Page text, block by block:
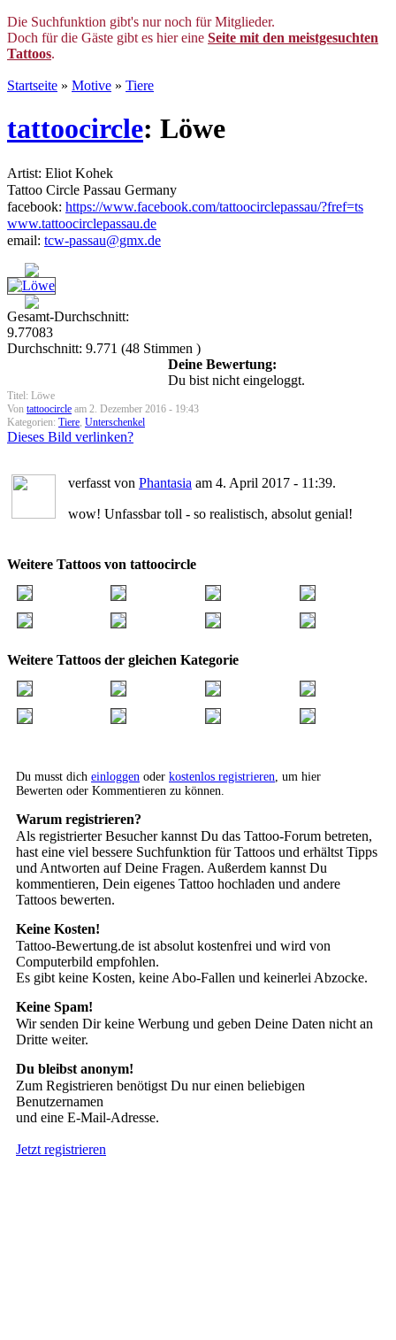
Die Suchfunktion gibt's nur noch für Mitglieder.
Doch für die Gäste gibt es hier eine Seite mit den meistgesuchten
Tattoos.
Startseite » Motive » Tiere
tattoocircle: Löwe
Artist: Eliot Kohek
Tattoo Circle Passau Germany
facebook: https://www.facebook.com/tattoocirclepassau/?fref=ts
www.tattoocirclepassau.de
email: tcw-passau@gmx.de
Gesamt-Durchschnitt:
9.77083
Durchschnitt: 9.771 (48 Stimmen )
Deine Bewertung:
Du bist nicht eingeloggt.
Titel: Löwe
Von tattoocircle am 2. Dezember 2016 - 19:43
Kategorien: Tiere, Unterschenkel
Dieses Bild verlinken?
verfasst von Phantasia am 4. April 2017 - 11:39.
wow! Unfassbar toll - so realistisch, absolut genial!
Weitere Tattoos von tattoocircle
Weitere Tattoos der gleichen Kategorie
Du musst dich einloggen oder kostenlos registrieren , um hier
Bewerten oder Kommentieren zu können.
Warum registrieren?
Als registrierter Besucher kannst Du das Tattoo-Forum betreten,
hast eine viel bessere Suchfunktion für Tattoos und erhältst Tipps
und Antworten auf Deine Fragen. Außerdem kannst Du
kommentieren, Dein eigenes Tattoo hochladen und andere
Tattoos bewerten.
Keine Kosten!
Tattoo-Bewertung.de ist absolut kostenfrei und wird von
Computerbild empfohlen.
Es gibt keine Kosten, keine Abo-Fallen und keinerlei Abzocke.
Keine Spam!
Wir senden Dir keine Werbung und geben Deine Daten nicht an
Dritte weiter.
Du bleibst anonym!
Zum Registrieren benötigst Du nur einen beliebigen
Benutzernamen
und eine E-Mail-Adresse.
Jetzt registrieren